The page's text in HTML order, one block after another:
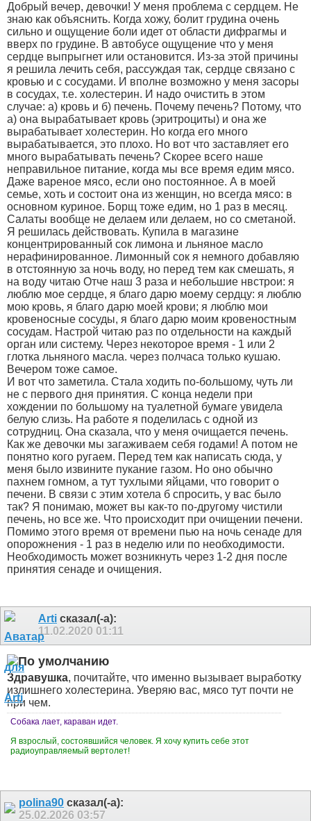
Добрый вечер, девочки! У меня проблема с сердцем. Не
знаю как объяснить. Когда хожу, болит грудина очень
сильно и ощущение боли идет от области дифрагмы и
вверх по грудине. В автобусе ощущение что у меня
сердце выпрыгнет или остановится. Из-за этой причины
я решила лечить себя, рассуждая так, сердце связано с
кровью и с сосудами. И вполне возможно у меня засоры
в сосудах, т.е. холестерин. И надо очистить в этом
случае: а) кровь и б) печень. Почему печень? Потому, что
а) она вырабатывает кровь (эритроциты) и она же
вырабатывает холестерин. Но когда его много
вырабатывается, это плохо. Но вот что заставляет его
много вырабатывать печень? Скорее всего наше
неправильное питание, когда мы все время едим мясо.
Даже вареное мясо, если оно постоянное. А в моей
семье, хоть и состоит она из женщин, но всегда мясо: в
основном куриное. Борщ тоже едим, но 1 раз в месяц.
Салаты вообще не делаем или делаем, но со сметаной.
Я решилась действовать. Купила в магазине
концентрированный сок лимона и льняное масло
нерафинированное. Лимонный сок я немного добавляю
в отстоянную за ночь воду, но перед тем как смешать, я
на воду читаю Отче наш 3 раза и небольшие нвстрои: я
люблю мое сердце, я благо дарю моему сердцу: я люблю
мою кровь, я благо дарю моей крови; я люблю мои
кровеносные сосуды, я благо дарю моим кровеностным
сосудам. Настрой читаю раз по отдельности на каждый
орган или систему. Через некоторое время - 1 или 2
глотка льняного масла. через полчаса только кушаю.
Вечером тоже самое.
И вот что заметила. Стала ходить по-большому, чуть ли
не с первого дня принятия. С конца недели при
хождении по большому на туалетной бумаге увидела
белую слизь. На работе я поделилась с одной из
сотрудниц. Она сказала, что у меня очищается печень.
Как же девочки мы загаживаем себя годами! А потом не
понятно кого ругаем. Перед тем как написать сюда, у
меня было извините пукание газом. Но оно обычно
пахнем гомном, а тут тухлыми яйцами, что говорит о
печени. В связи с этим хотела б спросить, у вас было
так? Я понимаю, может вы как-то по-другому чистили
печень, но все же. Что происходит при очищении печени.
Помимо этого время от времени пью на ночь сенаде для
опорожнения - 1 раз в неделю или по необходимости.
Необходимость может возникнуть через 1-2 дня после
принятия сенаде и очищения.
Arti сказал(-а):
11.02.2020 01:11
Здравушка, почитайте, что именно вызывает выработку
излишнего холестерина. Уверяю вас, мясо тут почти не
при чем.
Собака лает, караван идет.
Я взрослый, состоявшийся человек. Я хочу купить себе этот
радиоуправляемый вертолет!
polina90 сказал(-а):
25.02.2026 03:57